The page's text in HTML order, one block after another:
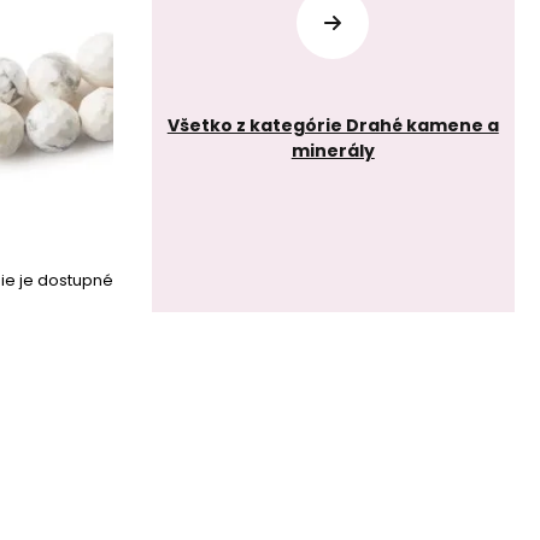
je dostupné
Všetko z kategórie Drahé kamene a
minerály